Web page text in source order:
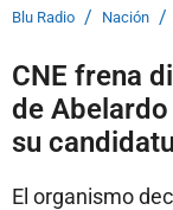
Blu Radio / Nación /
CNE frena
de
su
El organismo